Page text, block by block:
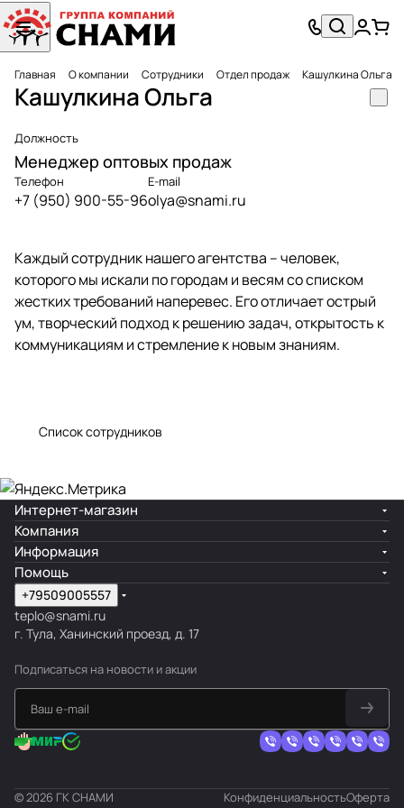
Главная О компании Сотрудники Отдел продаж Кашулкина Ольга
Кашулкина Ольга
Должность
Менеджер оптовых продаж
Телефон
+7 (950) 900-55-96
E-mail
olya@snami.ru
Каждый сотрудник нашего агентства – человек,
которого мы искали по городам и весям со списком
жестких требований наперевес. Его отличает острый
ум, творческий подход к решению задач, открытость к
коммуникациям и стремление к новым знаниям.
Список сотрудников
Интернет-магазин
Компания
Информация
Помощь
+79509005557
teplo@snami.ru
г. Тула, Ханинский проезд, д. 17
Подписаться на новости и акции
© 2026 ГК СНАМИ КонфиденциальностьОферта